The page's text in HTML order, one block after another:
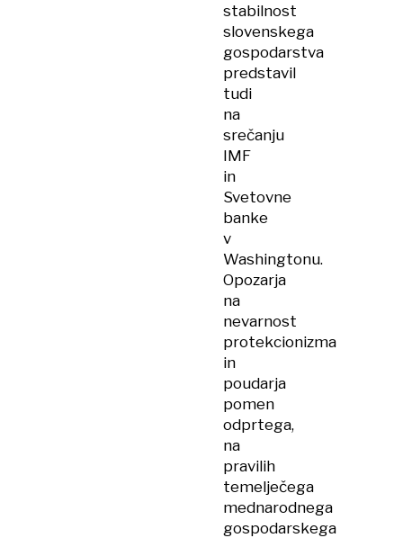
stabilnost
slovenskega
gospodarstva
predstavil
tudi
na
srečanju
IMF
in
Svetovne
banke
v
Washingtonu.
Opozarja
na
nevarnost
protekcionizma
in
poudarja
pomen
odprtega,
na
pravilih
temelječega
mednarodnega
gospodarskega